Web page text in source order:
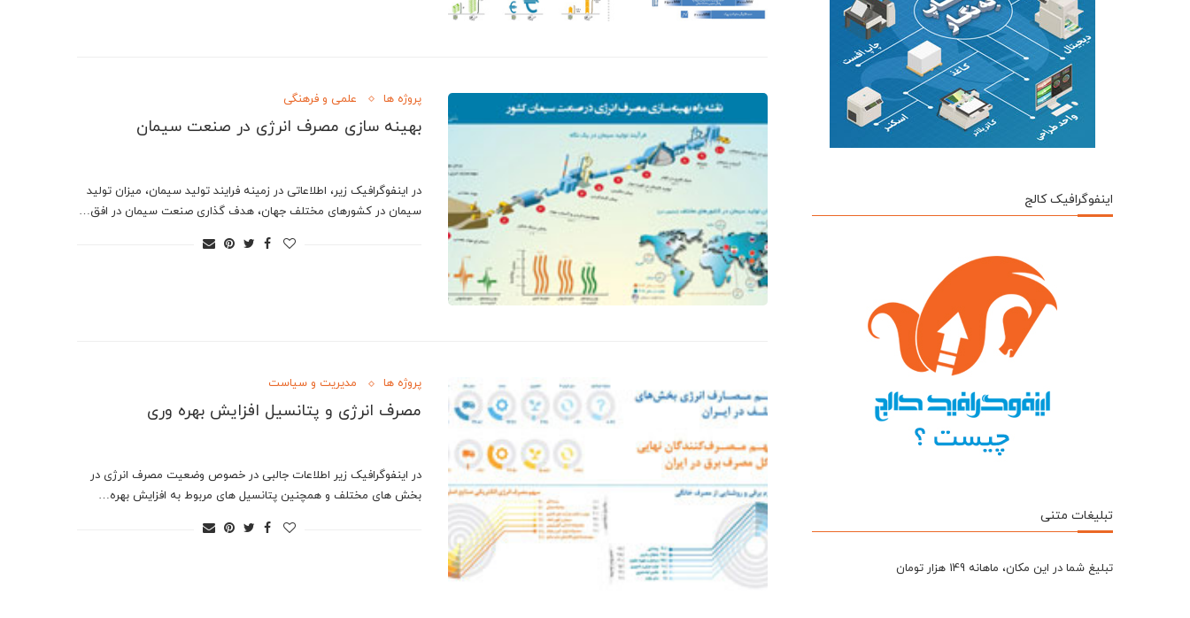
پروژه ها علمی و فرهنگی
بهینه سازی مصرف انرژی در صنعت سیمان
در اینفوگرافیک زیر، اطلاعاتی در زمینه فرایند تولید سیمان، میزان تولید
سیمان در کشورهای مختلف جهان، هدف گذاری صنعت سیمان در افق…
پروژه ها مدیریت و سیاست
مصرف انرژی و پتانسیل افزایش بهره وری
در اینفوگرافیک زیر اطلاعات جالبی در خصوص وضعیت مصرف انرژی در
بخش های مختلف و همچنین پتانسیل های مربوط به افزایش بهره…
اینفوگرافیک کالج
تبلیغات متنی
تبلیغ شما در این مکان، ماهانه 149 هزار تومان